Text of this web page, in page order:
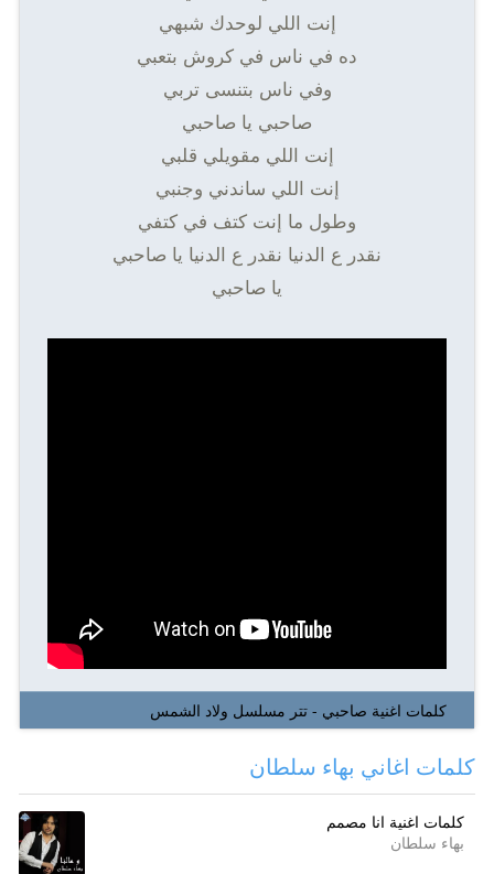
إنت اللي لوحدك شبهي
ده في ناس في كروش بتعبي
وفي ناس بتنسى تربي
صاحبي يا صاحبي
إنت اللي مقويلي قلبي
إنت اللي ساندني وجنبي
وطول ما إنت كتف في كتفي
نقدر ع الدنيا نقدر ع الدنيا يا صاحبي
يا صاحبي
كلمات اغنية صاحبي - تتر مسلسل ولاد الشمس
كلمات اغاني بهاء سلطان
كلمات اغنية انا مصمم
بهاء سلطان